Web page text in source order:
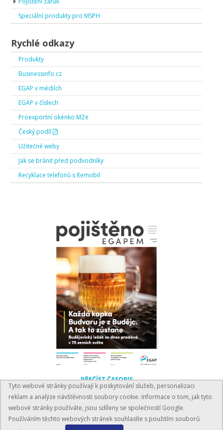
Speciální produkty pro MSPH
Rychlé odkazy
Produkty
Businessinfo.cz
EGAP v médiích
EGAP v číslech
Proexportní okénko MZe
Český podíl
Užitečné weby
Jak se bránit před podvodníky
Recyklace telefonů s Remobil
PŘEČÍST ČASOPIS
Tyto webové stránky používají k poskytování služeb, personalizaci
reklam a analýze návštěvnosti soubory cookie. Informace o tom, jak tyto
webové stránky používáte, jsou sdíleny se společností Google.
Používáním těchto webových stránek souhlasíte s použitím souborů